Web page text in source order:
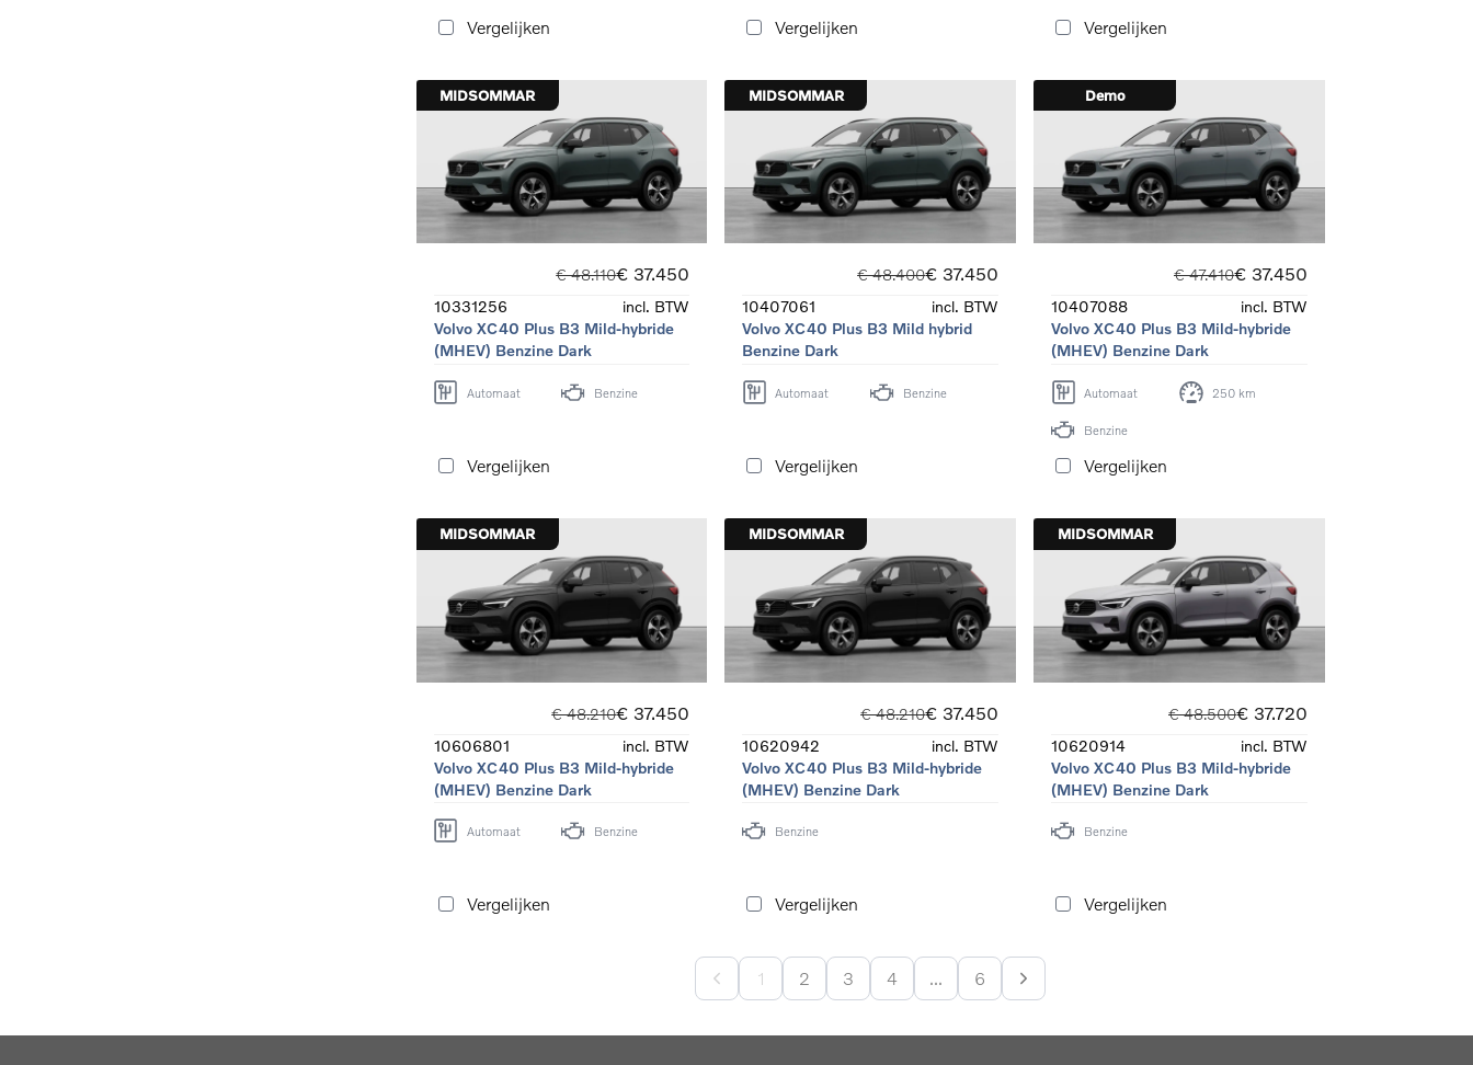
Vergelijken Vergelijken Vergelijken
MIDSOMMAR
€ 48.110€ 37.450
10331256
incl. BTW
Volvo XC40 Plus B3 Mild-hybride
(MHEV) Benzine Dark
Automaat Benzine
Vergelijken
MIDSOMMAR
€ 48.400€ 37.450
10407061
incl. BTW
Volvo XC40 Plus B3 Mild hybrid
Benzine Dark
Automaat Benzine
Vergelijken
Demo
€ 47.410€ 37.450
10407088
incl. BTW
Volvo XC40 Plus B3 Mild-hybride
(MHEV) Benzine Dark
Automaat 250 km
Benzine
Vergelijken
MIDSOMMAR
€ 48.210€ 37.450
10606801
incl. BTW
Volvo XC40 Plus B3 Mild-hybride
(MHEV) Benzine Dark
Automaat Benzine
Vergelijken
MIDSOMMAR
€ 48.210€ 37.450
10620942
incl. BTW
Volvo XC40 Plus B3 Mild-hybride
(MHEV) Benzine Dark
Benzine
Vergelijken
MIDSOMMAR
€ 48.500€ 37.720
10620914
incl. BTW
Volvo XC40 Plus B3 Mild-hybride
(MHEV) Benzine Dark
Benzine
Vergelijken
1 2 3 4 ... 6